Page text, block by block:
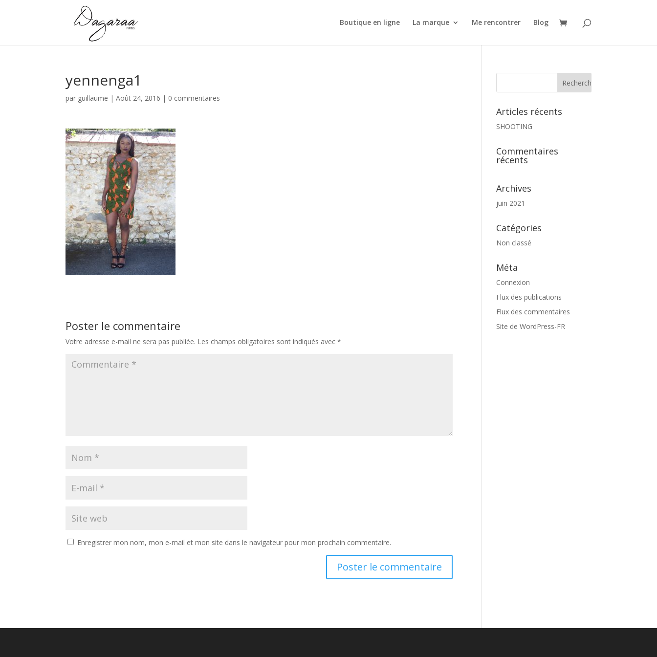
Boutique en ligne La marque Me rencontrer Blog
yennenga1
par guillaume |Août 24, 2016 | 0 commentaires
Poster le commentaire
Votre adresse e-mail ne sera pas publiée. Les champs obligatoires sont indiqués avec*
Enregistrer mon nom, mon e-mail et mon site dans le navigateur pour mon prochain commentaire.
Articles récents
SHOOTING
Commentaires
récents
Archives
juin 2021
Catégories
Non classé
Méta
Connexion
Flux des publications
Flux des commentaires
Site de WordPress-FR